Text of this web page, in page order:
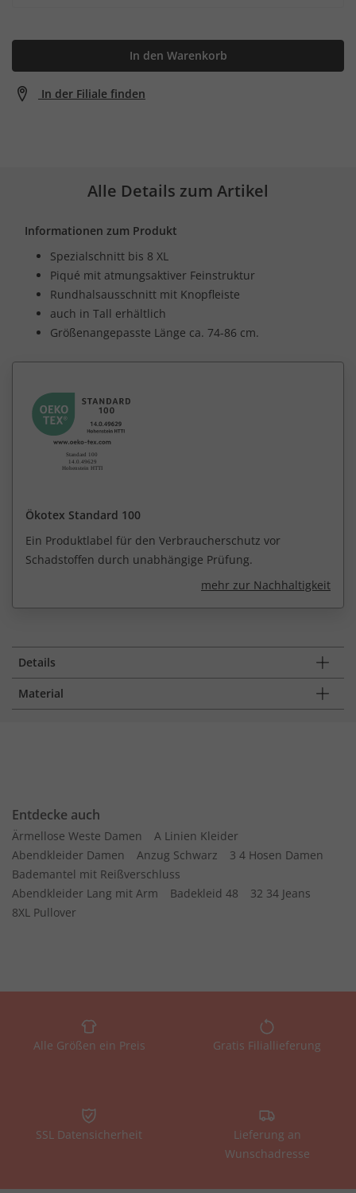
In den Warenkorb
In der Filiale finden
Alle Details zum Artikel
Informationen zum Produkt
Spezialschnitt bis 8 XL
Piqué mit atmungsaktiver Feinstruktur
Rundhalsausschnitt mit Knopfleiste
auch in Tall erhältlich
Größenangepasste Länge ca. 74-86 cm.
Ökotex Standard 100
Ein Produktlabel für den Verbraucherschutz vor
Schadstoffen durch unabhängige Prüfung.
mehr zur Nachhaltigkeit
Details
Material
Entdecke auch
Ärmellose Weste Damen
A Linien Kleider
Abendkleider Damen
Anzug Schwarz
3 4 Hosen Damen
Bademantel mit Reißverschluss
Abendkleider Lang mit Arm
Badekleid 48
32 34 Jeans
8XL Pullover
Alle Größen ein Preis Gratis Filiallieferung
SSL Datensicherheit
Lieferung an
Wunschadresse